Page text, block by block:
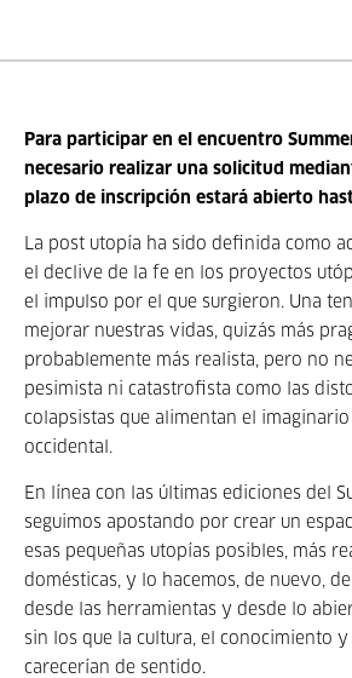
Para participar en el encuentro
necesario realizar una solicitud
plazo de inscripción estará abierto
La post utopía ha sido definida como
el declive de la fe en los proyectos
el impulso por el que surgieron. Una
mejorar nuestras vidas, quizás más
probablemente más realista, pero no
pesimista ni catastrofista como las
colapsistas que alimentan el
occidental.
En línea con las últimas ediciones del
seguimos apostando por crear un
esas pequeñas utopías posibles, más
domésticas, y lo hacemos, de nuevo,
desde las herramientas y desde lo
sin los que la cultura, el conocimiento
carecerían de sentido.